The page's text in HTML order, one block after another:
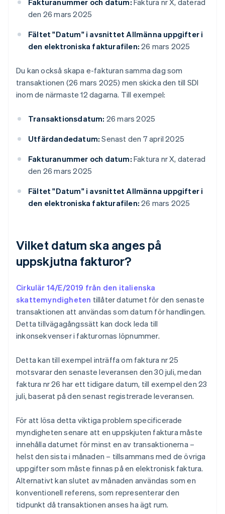
Fakturanummer och datum: Faktura nr X, daterad
den 26 mars 2025
Fältet "Datum" i avsnittet Allmänna uppgifter i
den elektroniska fakturafilen: 26 mars 2025
Du kan också skapa e-fakturan samma dag som
transaktionen (26 mars 2025) men skicka den till SDI
inom de närmaste 12 dagarna. Till exempel:
Transaktionsdatum: 26 mars 2025
Utfärdandedatum: Senast den 7 april 2025
Fakturanummer och datum: Faktura nr X, daterad
den 26 mars 2025
Fältet "Datum" i avsnittet Allmänna uppgifter i
den elektroniska fakturafilen: 26 mars 2025
Vilket datum ska anges på
uppskjutna fakturor?
Cirkulär 14/E/2019 från den italienska
skattemyndigheten tillåter datumet för den senaste
transaktionen att användas som datum för handlingen.
Detta tillvägagångssätt kan dock leda till
inkonsekvenser i fakturornas löpnummer.
Detta kan till exempel inträffa om faktura nr 25
motsvarar den senaste leveransen den 30 juli, medan
faktura nr 26 har ett tidigare datum, till exempel den 23
juli, baserat på den senast registrerade leveransen.
För att lösa detta viktiga problem specificerade
myndigheten senare att en uppskjuten faktura måste
innehålla datumet för minst en av transaktionerna –
helst den sista i månaden – tillsammans med de övriga
uppgifter som måste finnas på en elektronisk faktura.
Alternativt kan slutet av månaden användas som en
konventionell referens, som representerar den
tidpunkt då transaktionen anses ha ägt rum.
Australien
English
Belgien
NederlandsFrançaisDeutschEnglish
Brasilien
PortuguêsEnglish
Bulgarien